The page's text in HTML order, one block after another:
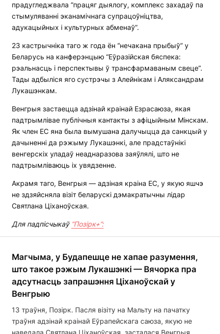
прадугледжвала “працяг дыялогу, комплекс захадаў па
стымуляванні эканамічнага супрацоўніцтва,
адукацыйных і культурных абменаў”.
23 кастрычніка таго ж года ён “нечакана прыбыў” у
Беларусь на канферэнцыю “Еўразійская бяспека:
рэальнасць і перспектывы ў трансфармаваным свеце”.
Тады адбыліся яго сустрэчы з Алейнікам і Аляксандрам
Лукашэнкам.
Венгрыя застаецца адзінай краінай Езрасаюза, якая
падтрымлівае публічныя кантакты з афіцыйным Мінскам.
Як член ЕС яна была вымушана далучыцца да санкцый у
дачыненні да рэжыму Лукашэнкі, але прадстаўнікі
венгерскіх уладаў неаднаразова заяўлялі, што не
падтрымліваюць іх увядзенне.
Акрамя таго, Венгрыя — адзіная краіна ЕС, у якую яшчэ
не здзяйсняла візіт беларускі дэмакратычны лідар
Святлана Ціханоўская.
Для падпісчыкаў “Позірк+”:
Магчыма, у Будапешце не хапае разумення,
што такое рэжым Лукашэнкі — Вячорка пра
адсутнасць запрашэння Ціханоўскай у
Венгрыю
13 траўня, Позірк. Пасля візіту на Мальту на пачатку
траўня адзінай краінай Еўрапейскага саюза, якую не
наведала Святлана Ціханоўская, засталася Венгрыя,